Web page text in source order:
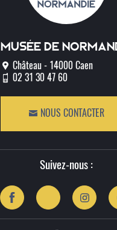
Musée de
Château - 14000 Caen
02 31 30 47 60
NOUS CONTACTER
Suivez-nous :